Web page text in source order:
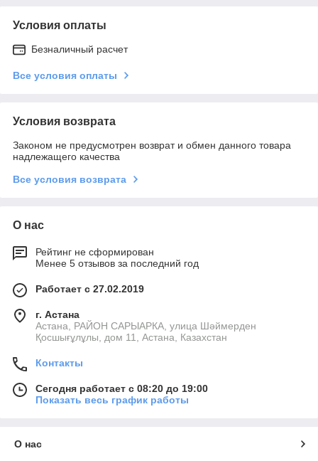
Условия оплаты
Безналичный расчет
Все условия оплаты
Условия возврата
Законом не предусмотрен возврат и обмен данного товара
надлежащего качества
Все условия возврата
О нас
Рейтинг не сформирован
Менее 5 отзывов за последний год
Работает с 27.02.2019
г. Астана
Астана, РАЙОН САРЫАРКА, улица Шәймерден
Қосшығұлұлы, дом 11, Астана, Казахстан
Контакты
Сегодня работает с 08:20 до 19:00
Показать весь график работы
О нас